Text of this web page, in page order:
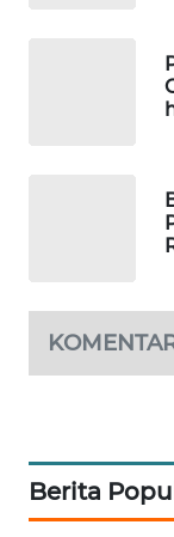
Berita
FORWAMKI
FORJASIDA
TAMBANG